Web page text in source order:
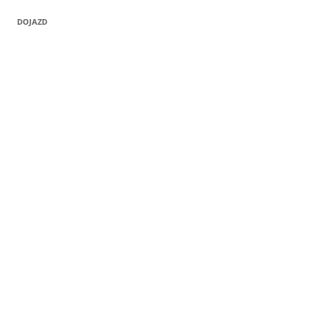
DOJAZD